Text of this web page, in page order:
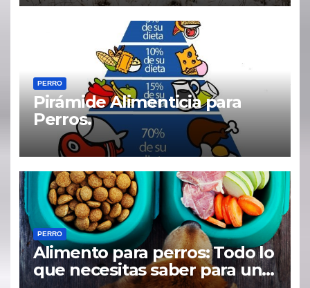
PERRO
Pirámide Alimenticia para
Perros.
PERRO
Alimento para perros: Todo lo
que necesitas saber para una